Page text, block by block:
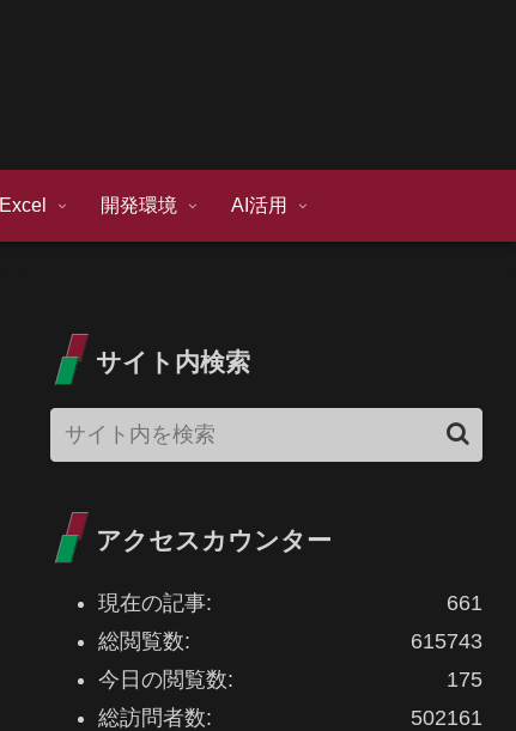
Excel 開発環境 AI活用
サイト内検索
アクセスカウンター
661
現在の記事:
615743
総閲覧数:
175
今日の閲覧数:
502161
総訪問者数: